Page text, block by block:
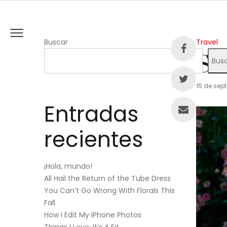
Posted
Travel
Posted
15 de
Buscar
Entradas
recientes
¡Hola, mundo!
All Hail the Return of the Tube Dress
You Can’t Go Wrong With Florals This
Fall
How I Edit My iPhone Photos